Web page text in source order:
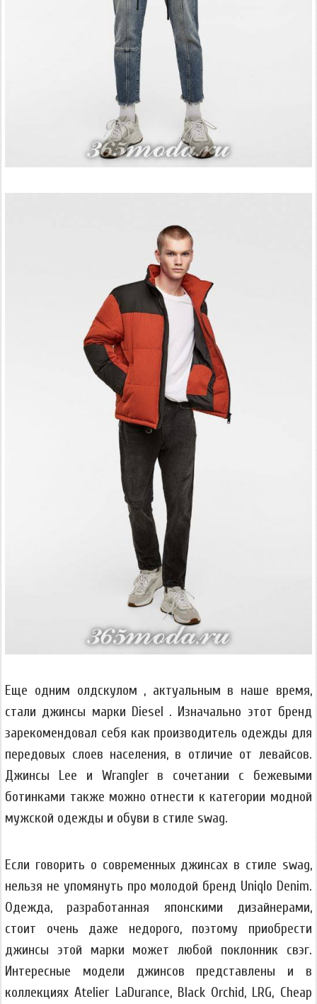
Еще одним олдскулом , актуальным в наше время,
стали джинсы марки Diesel . Изначально этот бренд
зарекомендовал себя как производитель одежды для
передовых слоев населения, в отличие от левайсов.
Джинсы Lee и Wrangler в сочетании с бежевыми
ботинками также можно отнести к категории модной
мужской одежды и обуви в стиле swag.
Если говорить о современных джинсах в стиле swag,
нельзя не упомянуть про молодой бренд Uniqlo Denim.
Одежда, разработанная японскими дизайнерами,
стоит очень даже недорого, поэтому приобрести
джинсы этой марки может любой поклонник свэг.
Интересные модели джинсов представлены и в
коллекциях Atelier LaDurance, Black Orchid, LRG, Cheap